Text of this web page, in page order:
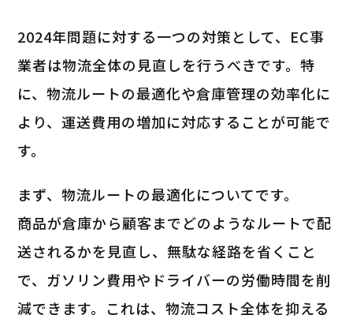
2024年問題に対する一つの対策として、EC事
業者は物流全体の見直しを行うべきです。特
に、物流ルートの最適化や倉庫管理の効率化に
より、運送費用の増加に対応することが可能で
す。
まず、物流ルートの最適化についてです。
商品が倉庫から顧客までどのようなルートで配
送されるかを見直し、無駄な経路を省くこと
で、ガソリン費用やドライバーの労働時間を削
減できます。これは、物流コスト全体を抑える